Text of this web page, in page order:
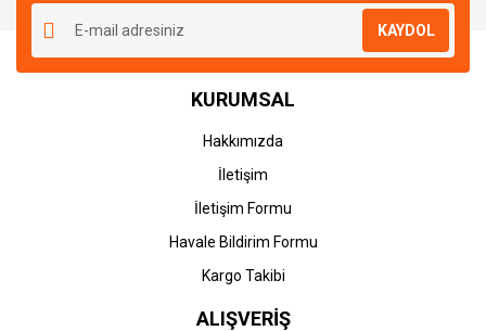
KAYDOL
KURUMSAL
Hakkımızda
İletişim
İletişim Formu
Havale Bildirim Formu
Kargo Takibi
ALIŞVERİŞ